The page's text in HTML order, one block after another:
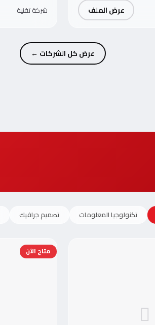
عرض الملف شركة تقنية
عرض كل الشركات ←
تكنولوجيا المعلومات تصميم جرافيك
متاح الآن